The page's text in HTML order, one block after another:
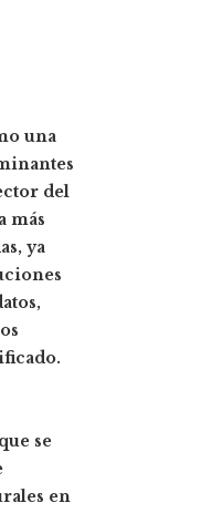
una
del
más
ya
se
en